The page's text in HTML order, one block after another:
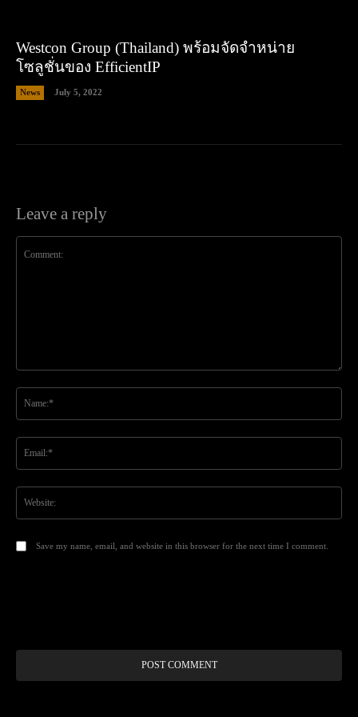
Westcon Group (Thailand) พร้อมจัดจำหน่าย
โซลูชั่นของ EfficientIP
News July 5, 2022
Leave a reply
Save my name, email, and website in this browser for the next time I comment.